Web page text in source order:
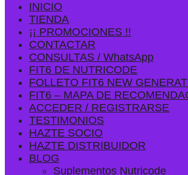
INICIO
TIENDA
¡¡ PROMOCIONES !!
CONTACTAR
CONSULTAS / WhatsApp
FIT6 DE NUTRICODE
FOLLETO FIT6 NEW
FIT6 – MAPA DE
ACCEDER / REGISTRARSE
TESTIMONIOS
HAZTE SOCIO
HAZTE DISTRIBUIDOR
BLOG
Suplementos Nutricode